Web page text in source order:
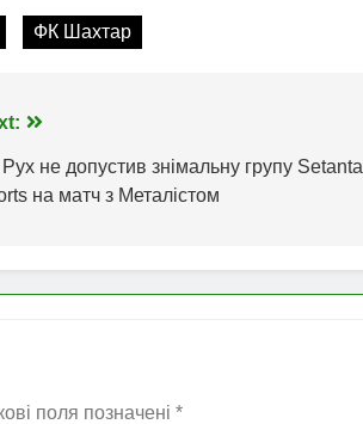
ФК Шахтар
не допустив знімальну групу Setanta
на матч з Металістом
поля позначені *